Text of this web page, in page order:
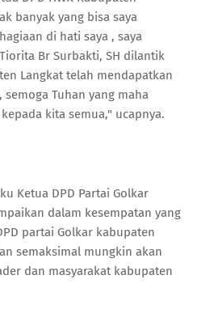
banyak yang bisa saya
di hati saya , saya
Br Surbakti, SH dilantik
Langkat telah mendapatkan
Tuhan yang maha
kita semua," ucapnya.
Ketua DPD Partai Golkar
dalam kesempatan yang
partai Golkar kabupaten
semaksimal mungkin akan
dan masyarakat kabupaten